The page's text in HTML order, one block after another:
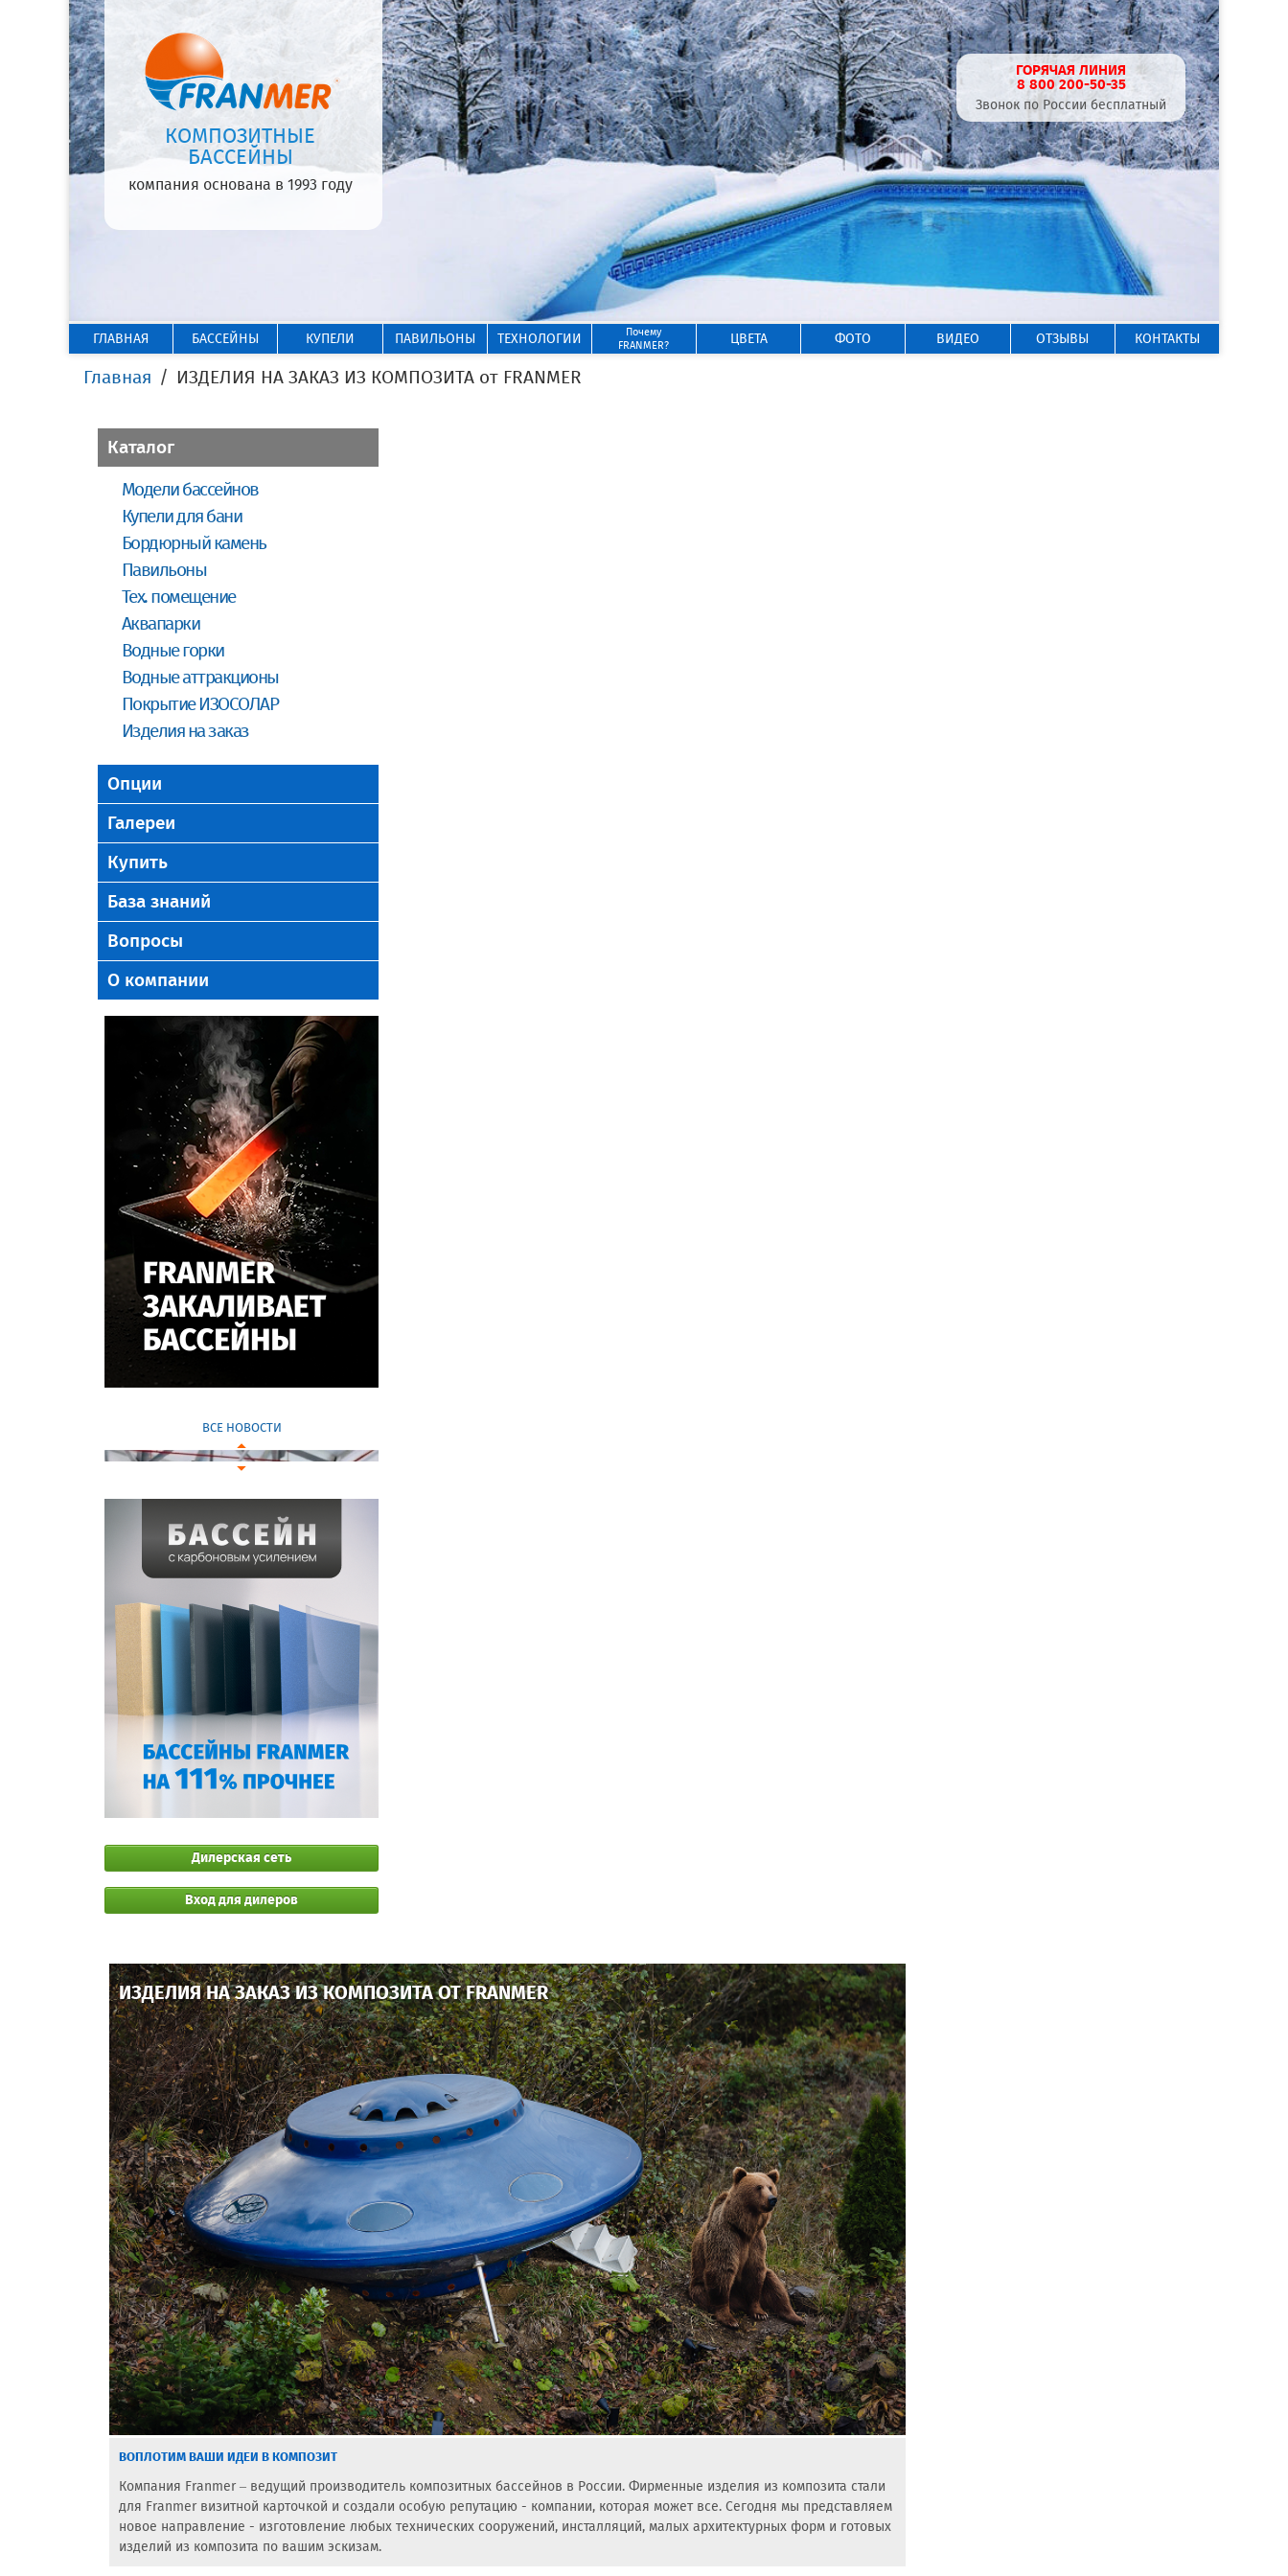
КОМПОЗИТНЫЕ
БАССЕЙНЫ
компания основана в 1993 году
ГОРЯЧАЯ ЛИНИЯ
8 800 200-50-35
Звонок по России бесплатный
ГЛАВНАЯ БАССЕЙНЫ КУПЕЛИ ПАВИЛЬОНЫ ТЕХНОЛОГИИ
Почему
FRANMER?
ЦВЕТА ФОТО ВИДЕО ОТЗЫВЫ КОНТАКТЫ
Главная ИЗДЕЛИЯ НА ЗАКАЗ ИЗ КОМПОЗИТА от FRANMER
Каталог
Модели бассейнов
Купели для бани
Бордюрный камень
Павильоны
Тех. помещение
Аквапарки
Водные горки
Водные аттракционы
Покрытие ИЗОСОЛАР
Изделия на заказ
Опции
Галереи
Купить
База знаний
Вопросы
О компании
ВСЕ НОВОСТИ
Дилерская сеть
Вход для дилеров
ИЗДЕЛИЯ НА ЗАКАЗ ИЗ КОМПОЗИТА ОТ FRANMER
ВОПЛОТИМ ВАШИ ИДЕИ В КОМПОЗИТ
Компания Franmer – ведущий производитель композитных бассейнов в России. Фирменные изделия из композита стали
для Franmer визитной карточкой и создали особую репутацию - компании, которая может все. Сегодня мы представляем
новое направление - изготовление любых технических сооружений, инсталляций, малых архитектурных форм и готовых
изделий из композита по вашим эскизам.